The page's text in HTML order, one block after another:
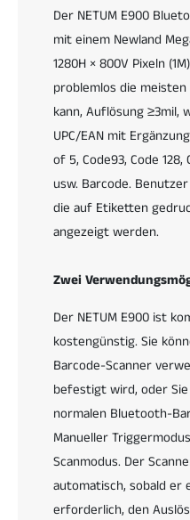
e
s
a
t
t
e
m
i
e
l
n
d
M
e
g
a
i
x
e
l
,
a
u
g
e
s
a
t
e
i
N
e
a
n
d
e
g
a
Der NETUM E900
mit einem Newland
1280H × 800V Pixeln
problemlos die
kann, Auflösung ≥3mil,
UPC/EAN mit
of 5, Code93, Code
usw. Barcode.
die auf Etiketten
angezeigt werden.
Zwei
Der NETUM E900 ist
kostengünstig. Sie
Barcode-Scanner
befestigt wird, oder
normalen Bluetooth-
Manueller
Scanmodus. Der
automatisch, sobald
erforderlich, den